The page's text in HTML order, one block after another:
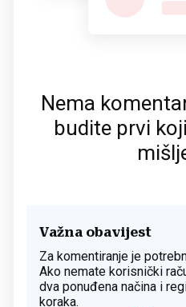
Nema
budite prvi
Važna obavijest
Za komentiranje je
Ako nemate korisnički
dva ponuđena načina i
koraka.